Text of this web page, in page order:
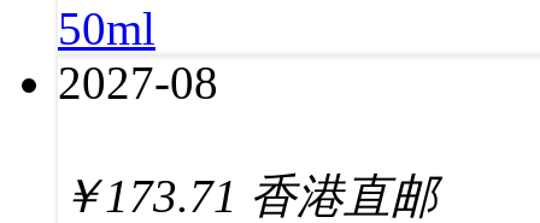
50ml
2027-08
￥173.71 香港直邮